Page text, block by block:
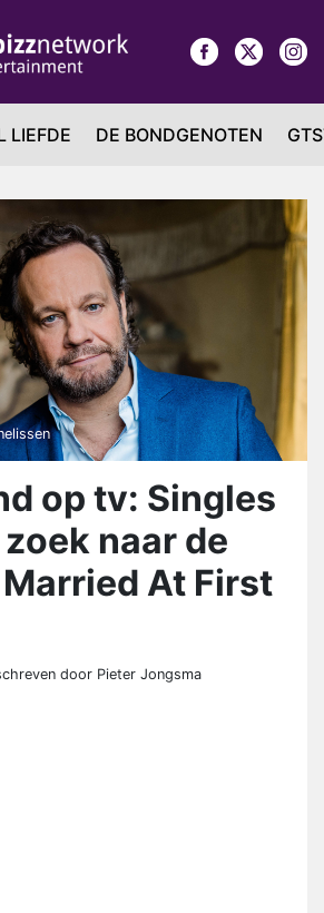
LIEFDE DE BONDGENOTEN
op tv: Singles
naar de
At First
door Pieter Jongsma